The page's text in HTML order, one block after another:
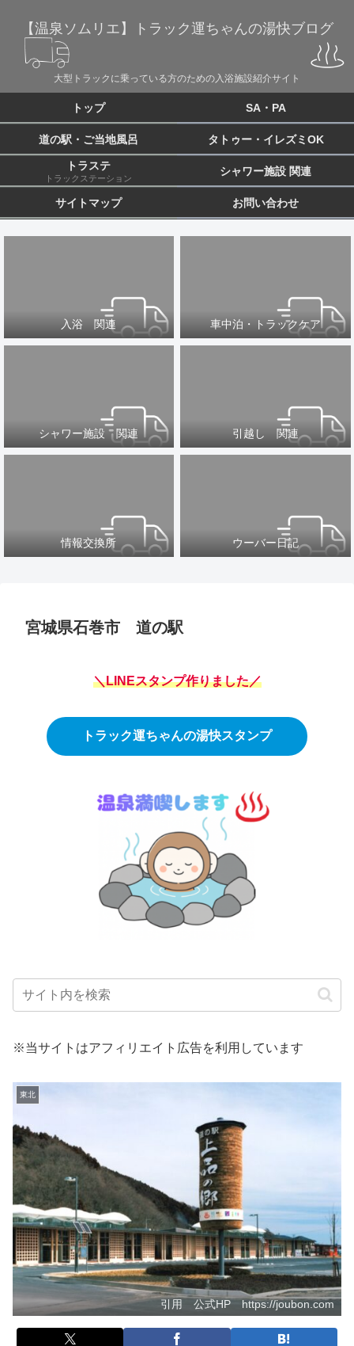
【温泉ソムリエ】トラック運ちゃんの湯快ブログ
大型トラックに乗っている方のための入浴施設紹介サイト
トップ SA・PA
道の駅・ご当地風呂 タトゥー・イレズミOK
トラステ
トラックステーション
シャワー施設 関連
サイトマップ お問い合わせ
入浴 関連 車中泊・トラックケア
シャワー施設 関連 引越し 関連
情報交換所 ウーバー日記
宮城県石巻市 道の駅
＼LINEスタンプ作りました／
トラック運ちゃんの湯快スタンプ
※当サイトはアフィリエイト広告を利用しています
東北
引用 公式HP https://joubon.com